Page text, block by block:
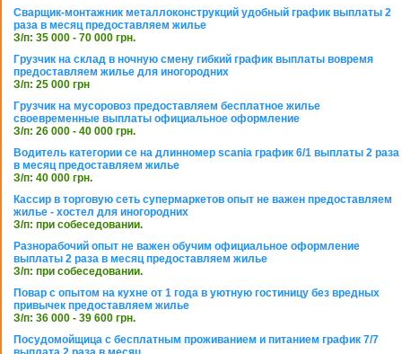
Сварщик-монтажник металлоконструкций удобный график выплаты 2
раза в месяц предоставляем жилье
З/п: 35 000 - 70 000 грн.
Грузчик на склад в ночную смену гибкий график выплаты вовремя
предоставляем жилье для иногородних
З/п: 25 000 грн
Грузчик на мусоровоз предоставляем бесплатное жилье
своевременные выплаты официальное оформление
З/п: 26 000 - 40 000 грн.
Водитель категории се на длинномер scania график 6/1 выплаты 2 раза
в месяц предоставляем жилье
З/п: 40 000 грн.
Кассир в торговую сеть супермаркетов опыт не важен предоставляем
жилье - хостел для иногородних
З/п: при собеседовании.
Разнорабочий опыт не важен обучим официальное оформление
выплаты 2 раза в месяц предоставляем жилье
З/п: при собеседовании.
Повар с опытом на кухне от 1 года в уютную гостиницу без вредных
привычек предоставляем жилье
З/п: 36 000 - 39 600 грн.
Посудомойщица с бесплатным проживанием и питанием график 7/7